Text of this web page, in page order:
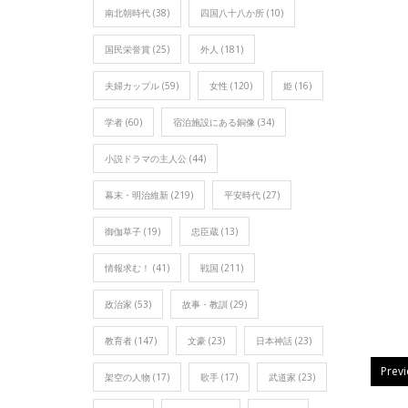
南北朝時代 (38) 四国八十八か所 (10)
国民栄誉賞 (25) 外人 (181)
夫婦カップル (59) 女性 (120) 姫 (16)
学者 (60) 宿泊施設にある銅像 (34)
小説ドラマの主人公 (44)
幕末・明治維新 (219) 平安時代 (27)
御伽草子 (19) 忠臣蔵 (13)
情報求む！ (41) 戦国 (211)
政治家 (53) 故事・教訓 (29)
教育者 (147) 文豪 (23) 日本神話 (23)
架空の人物 (17) 歌手 (17) 武道家 (23)